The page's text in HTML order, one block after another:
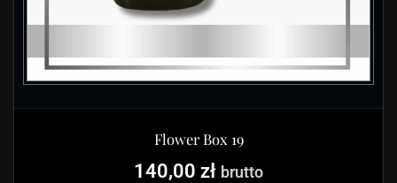
Flower Box 19
140,00 zł brutto